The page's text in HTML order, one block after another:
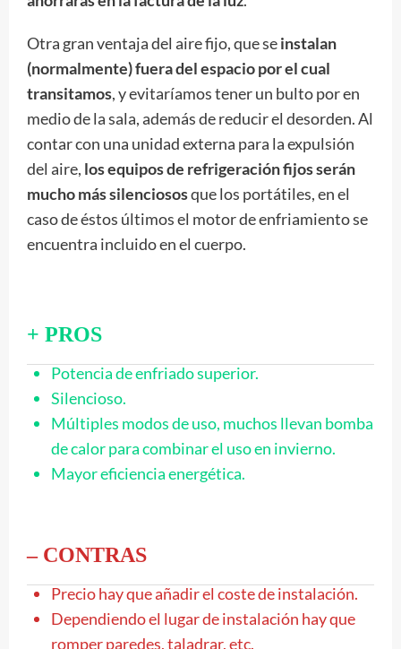
Otra gran ventaja del aire fijo, que seinstalan
(normalmente) fuera del espacio por el cual
transitamos, y evitaríamos tener un bulto por en
medio de la sala, además de reducir el desorden. Al
contar con una unidad externa para la expulsión
del aire, los equipos de refrigeración fijos serán
mucho más silenciososque los portátiles, en el
caso de éstos últimos el motor de enfriamiento se
encuentra incluido en el cuerpo.
+ PROS
Potencia de enfriado superior.
Silencioso.
Múltiples modos de uso, muchos llevan bomba
de calor para combinar el uso en invierno.
Mayor eficiencia energética.
– CONTRAS
Precio hay que añadir el coste de instalación.
Dependiendo el lugar de instalación hay que
romper paredes, taladrar, etc.